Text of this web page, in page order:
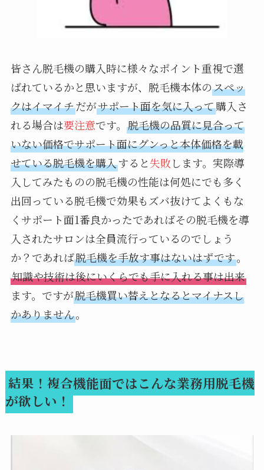
皆さん脱毛機の購入時に様々なポイント重視で選
ばれているかと思いますが、脱毛機本体のスペッ
クはイマイチだがサポート面を気に入って購入さ
れる場合は要注意です。 脱毛機の品質に見合って
いない価格でサポート面にグンっと本体価格を載
せている脱毛機を購入すると失敗します。実際導
入してみたものの脱毛機の性能は何処にでも多く
出回っている脱毛機で効果もズバ抜けてよくもな
くサポート面1番良かったであればその脱毛機を導
入されたサロンは全員流行っているのでしょう
か？であれば脱毛機を手放す事はないはずです。
知識や技術は後にいくらでも手に入れる事は出来
ます。ですが脱毛機買い替えとなるとマイナスし
かありません。
結果！複合機能面ではこんな業務用脱毛機
が欲しい！